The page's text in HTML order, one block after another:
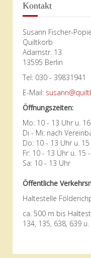
Kontakt
Susann Fischer-
Quiltkorb
Adamstr. 13
13595 Berlin
Tel: 030 - 39831941
E-Mail:
Öffnungszeiten:
Mo: 10 - 13 Uhr u.
Di - Mi: nach
Do: 10 - 13 Uhr u.
Fr: 10 - 13 Uhr u. 15
Sa: 10 - 13 Uhr
Öffentliche
Haltestelle
ca. 500 m bis
134, 135, 638, 639 u.